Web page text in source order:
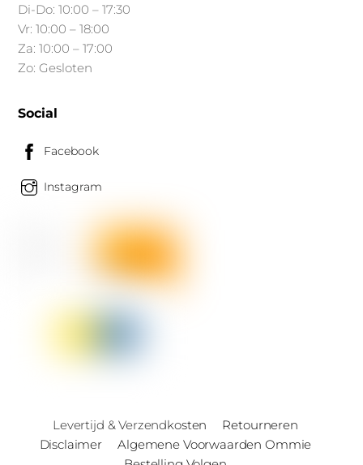
Di-Do: 10:00 – 17:30
Vr: 10:00 – 18:00
Za: 10:00 – 17:00
Zo: Gesloten
Social
Facebook
Instagram
Levertijd & Verzendkosten
Retourneren
Disclaimer
Algemene Voorwaarden Ommie